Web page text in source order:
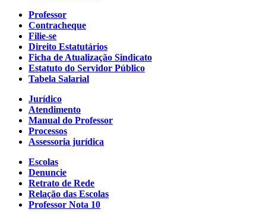
Professor
Contracheque
Filie-se
Direito Estatutários
Ficha de Atualização Sindicato
Estatuto do Servidor Público
Tabela Salarial
Jurídico
Atendimento
Manual do Professor
Processos
Assessoria jurídica
Escolas
Denuncie
Retrato de Rede
Relação das Escolas
Professor Nota 10